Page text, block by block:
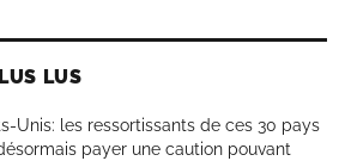
LUS
Unis: les ressortissants de ces 30 pays
payer une caution pouvant